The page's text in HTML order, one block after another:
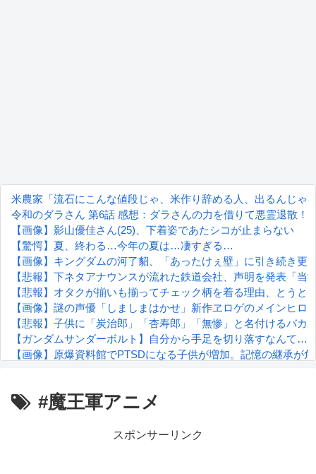
米農家「流石にこんな値段じゃ、米作り辞める人、出るんじゃ
令和のダラさん 第6話 感想：ダラさんの力を借りて悪霊退散！
【画像】影山優佳さん(25)、下着姿であたシコが止まらない
【驚愕】夏、終わる…今年の夏は…凄すぎる…
【画像】キングダムの河了貂、「あったけぇ壁」に引き続き更
【悲報】下ネタアナウンスが流れた鉄道会社、声明を発表「当
【悲報】オタクが揃いも揃ってチェック柄を着る理由、とうと
【画像】謎の声優「しましまはかせ」新作ヱロゲのメインヒロ
【悲報】子供に「炭治郎」「杏寿郎」「無惨」と名付けるバカ
【ガンダムサンダーボルト】自分から手足を切り落すなんて…
【画像】原爆資料館でPTSDになる子供が増加。記憶の継承が
『進撃の巨人』で一番面白いところってｗｗｗｗｗ
るろうに剣心 -明治剣客浪漫譚- 京都動乱 第33話の感想
#魔王軍アニメ
スポンサーリンク